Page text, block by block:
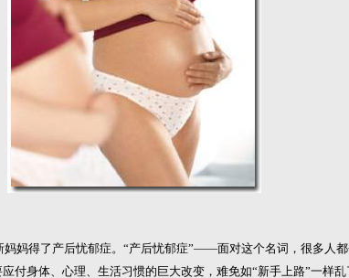
得了产后忧郁症。“产后忧郁症”——面对这个名词，很多人都
付身体、心理、生活习惯的巨大改变，难免如“新手上路”一样